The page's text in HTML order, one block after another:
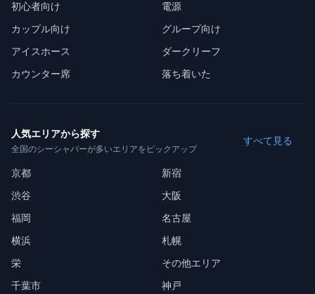
初心者向け
電源
カップル向け
グループ向け
アイスホース
ダークリーフ
カウンター席
落ち着いた
人気エリアから探す
全国のシーシャバーが多いエリアをピックアップ
すべて見る
京都
新宿
渋谷
大阪
福岡
名古屋
横浜
札幌
栄
その他エリア
千葉市
神戸